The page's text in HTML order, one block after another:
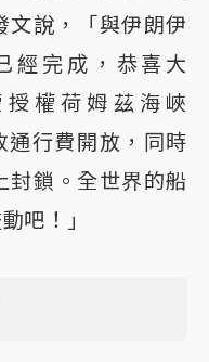
文說，「與伊朗伊
經完成，恭喜大
權荷姆茲海峽
行費開放，同時
封鎖。全世界的船
吧！」